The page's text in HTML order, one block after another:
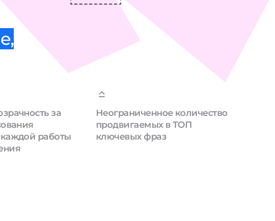
за
работы
Неограниченное количество
продвигаемых в ТОП
ключевых фраз